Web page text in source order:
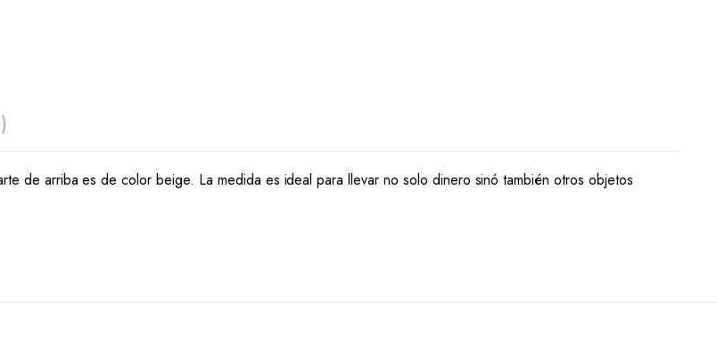
de arriba es de color beige. La medida es ideal para llevar no solo dinero sinó también otros objetos